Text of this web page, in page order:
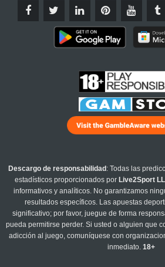
Descargo de responsabilidad : Todas las
estadísticos proporcionados por Live2Sport
informativos y analíticos. No garantizamos
resultados específicos. Las apuestas
significativo; por favor, juegue de forma
pueda permitirse perder. Si usted o alguien que
adicción al juego, comuníquese con
inmediato.18+